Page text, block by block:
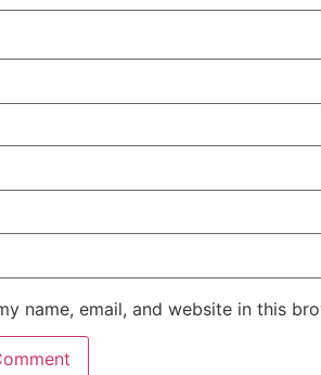
name, email, and website in this